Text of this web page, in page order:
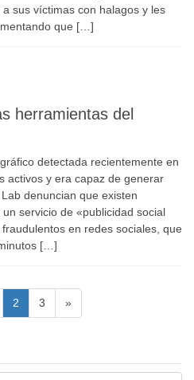
sus víctimas con halagos y les
que […]
herramientas del
detectada recientemente en
activos y era capaz de generar
denuncian que existen
servicio de «publicidad social
en redes sociales, que
[…]
Página
2 Página
3 »